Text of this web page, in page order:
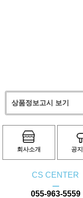
상품정보고시 보기
회사소개 공
CS CENTER
ㅡ
055-963-5559